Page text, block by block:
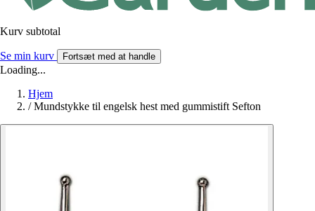
Kurv subtotal
Se min kurv Fortsæt med at handle
Loading...
Hjem
/ Mundstykke til engelsk hest med gummistift Sefton